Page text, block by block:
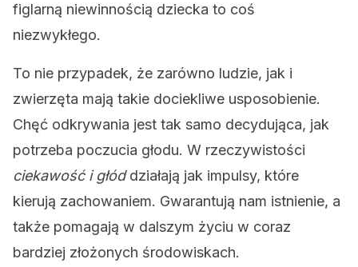
figlarną niewinnością dziecka to coś
niezwykłego.
To nie przypadek, że zarówno ludzie, jak i
zwierzęta mają takie dociekliwe usposobienie.
Chęć odkrywania jest tak samo decydująca, jak
potrzeba poczucia głodu. W rzeczywistości
ciekawość i głóddziałają jak impulsy, które
kierują zachowaniem. Gwarantują nam istnienie, a
także pomagają w dalszym życiu w coraz
bardziej złożonych środowiskach.